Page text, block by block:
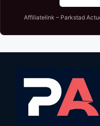
Affiliatelink – Parkstad